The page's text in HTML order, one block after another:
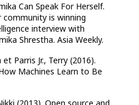
Can Speak For Herself.
community is winning
interview with
Shrestha. Asia Weekly.
Parris Jr., Terry (2016).
Machines Learn to Be